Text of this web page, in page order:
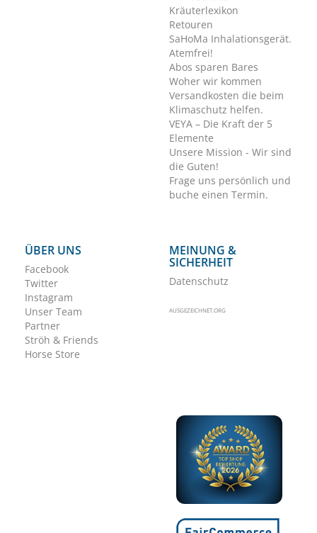
Kräuterlexikon
Retouren
SaHoMa Inhalationsgerät.
Atemfrei!
Abos sparen Bares
Woher wir kommen
Versandkosten die beim
Klimaschutz helfen.
VEYA – Die Kraft der 5
Elemente
Unsere Mission - Wir sind
die Guten!
Frage uns persönlich und
buche einen Termin.
ÜBER UNS
Facebook
Twitter
Instagram
Unser Team
Partner
Ströh & Friends
Horse Store
MEINUNG &
SICHERHEIT
Datenschutz
AUSGEZEICHNET.ORG